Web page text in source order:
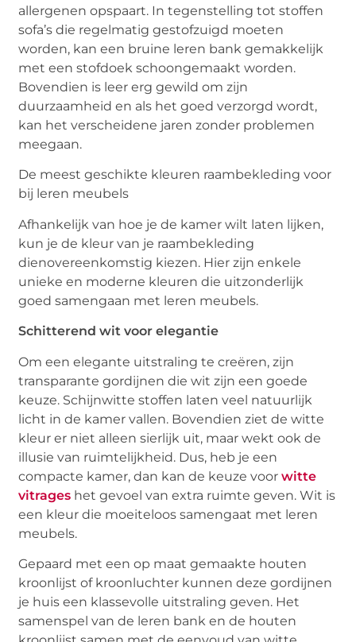
allergenen opspaart. In tegenstelling tot stoffen
sofa’s die regelmatig gestofzuigd moeten
worden, kan een bruine leren bank gemakkelijk
met een stofdoek schoongemaakt worden.
Bovendien is leer erg gewild om zijn
duurzaamheid en als het goed verzorgd wordt,
kan het verscheidene jaren zonder problemen
meegaan.
De meest geschikte kleuren raambekleding voor
bij leren meubels
Afhankelijk van hoe je de kamer wilt laten lijken,
kun je de kleur van je raambekleding
dienovereenkomstig kiezen. Hier zijn enkele
unieke en moderne kleuren die uitzonderlijk
goed samengaan met leren meubels.
Schitterend wit voor elegantie
Om een elegante uitstraling te creëren, zijn
transparante gordijnen die wit zijn een goede
keuze. Schijnwitte stoffen laten veel natuurlijk
licht in de kamer vallen. Bovendien ziet de witte
kleur er niet alleen sierlijk uit, maar wekt ook de
illusie van ruimtelijkheid. Dus, heb je een
compacte kamer, dan kan de keuze voorwitte
vitrages het gevoel van extra ruimte geven. Wit is
een kleur die moeiteloos samengaat met leren
meubels.
Gepaard met een op maat gemaakte houten
kroonlijst of kroonluchter kunnen deze gordijnen
je huis een klassevolle uitstraling geven. Het
samenspel van de leren bank en de houten